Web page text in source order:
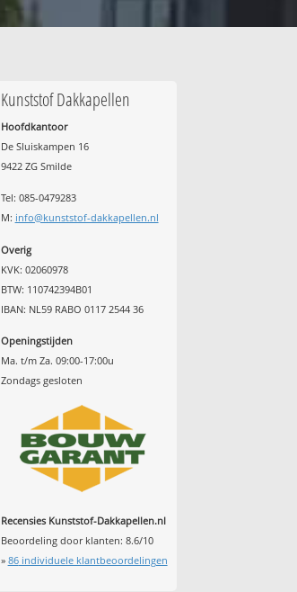
Kunststof Dakkapellen
Hoofdkantoor
De Sluiskampen 16
9422 ZG Smilde
Tel: 085-0479283
M: info@kunststof-dakkapellen.nl
Overig
KVK: 02060978
BTW: 110742394B01
IBAN: NL59 RABO 0117 2544 36
Openingstijden
Ma. t/m Za. 09:00-17:00u
Zondags gesloten
Recensies Kunststof-Dakkapellen.nl
Beoordeling door klanten: 8.6/10
» 86individuele klantbeoordelingen